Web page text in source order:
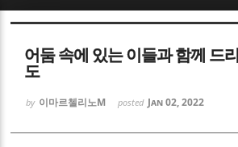
어둠 속에 있는 이들과 함께 드
도
by 이마르첼리노M posted Jan 02, 2022
Sketchbook5, 스케
Sketchbook5, 스케